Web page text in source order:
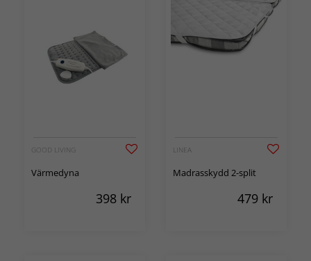
GOOD LIVING
Värmedyna
398 kr
LINEA
Madrasskydd 2-split
479 kr